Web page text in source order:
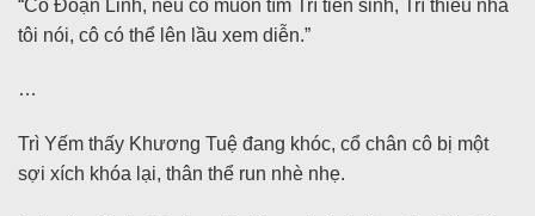
“Cô Đoạn Linh, nếu cô muốn tìm Trì tiên sinh, Trì thiếu nhà
tôi nói, cô có thể lên lầu xem diễn.”
…
Trì Yếm thấy Khương Tuệ đang khóc, cổ chân cô bị một
sợi xích khóa lại, thân thể run nhè nhẹ.